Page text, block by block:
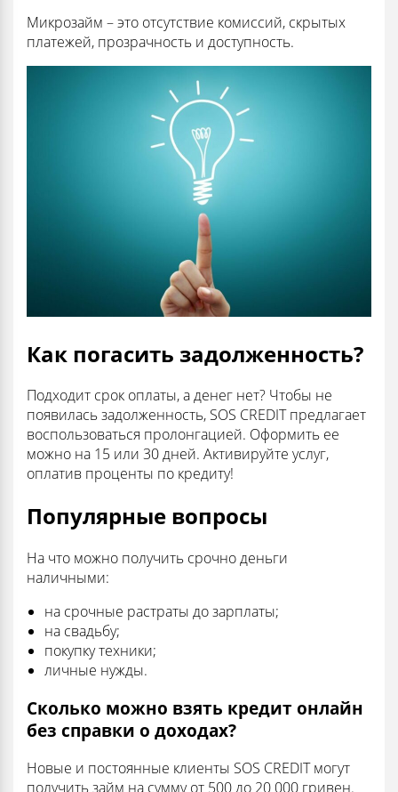
Микрозайм – это отсутствие комиссий, скрытых
платежей, прозрачность и доступность.
Как погасить задолженность?
Подходит срок оплаты, а денег нет? Чтобы не
появилась задолженность, SOS CREDIT предлагает
воспользоваться пролонгацией. Оформить ее
можно на 15 или 30 дней. Активируйте услуг,
оплатив проценты по кредиту!
Популярные вопросы
На что можно получить срочно деньги
наличными:
на срочные растраты до зарплаты;
на свадьбу;
покупку техники;
личные нужды.
Сколько можно взять кредит онлайн
без справки о доходах?
Новые и постоянные клиенты SOS CREDIT могут
получить займ на сумму от 500 до 20 000 гривен.